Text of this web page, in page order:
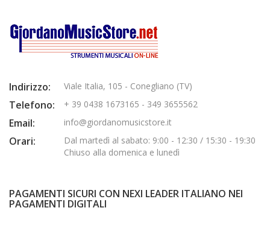
Indirizzo: Viale Italia, 105 - Conegliano (TV)
Telefono: + 39 0438 1673165 - 349 3655562
Email: info@giordanomusicstore.it
Orari:
Dal martedì al sabato: 9:00 - 12:30 / 15:30 - 19:30
Chiuso alla domenica e lunedì
PAGAMENTI SICURI CON NEXI LEADER ITALIANO NEI
PAGAMENTI DIGITALI